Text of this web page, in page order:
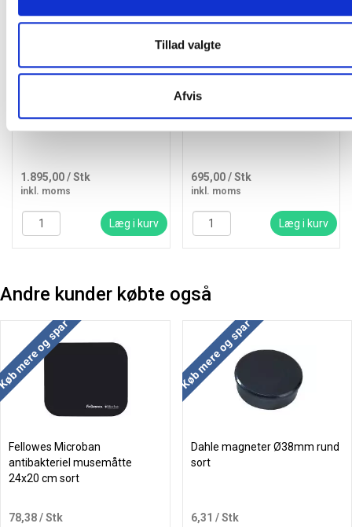
Tillad valgte
Afvis
Gratis levering
sort gummitræ
1.895,00/ Stk
inkl. moms
Læg i kurv
hjul Ø50cm i grå granit
695,00/ Stk
inkl. moms
Læg i kurv
Andre kunder købte også
mere og spar
Fellowes Microban
antibakteriel musemåtte
24x20 cm sort
78,38/ Stk
Køb mere og spar
Dahle magneter Ø38mm rund
sort
6,31 / Stk